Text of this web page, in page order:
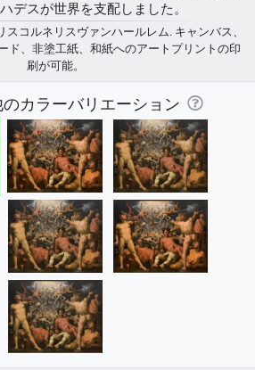
デスが世界を支配しました。
スコルネリスヴァンハールレム. キャンバス、
ド、非塗工紙、和紙へのアートプリントの印
刷が可能。
カラーバリエーション